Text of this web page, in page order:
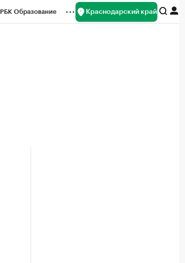
РБК Образование Краснодарский край